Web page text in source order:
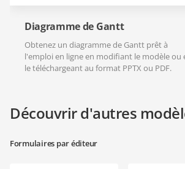
Diagramme de Gantt
Obtenez un diagramme de Gantt prêt à
l'emploi en ligne en modifiant le modèle ou
le téléchargeant au format PPTX ou PDF.
Découvrir d'autres
Formulaires par éditeur